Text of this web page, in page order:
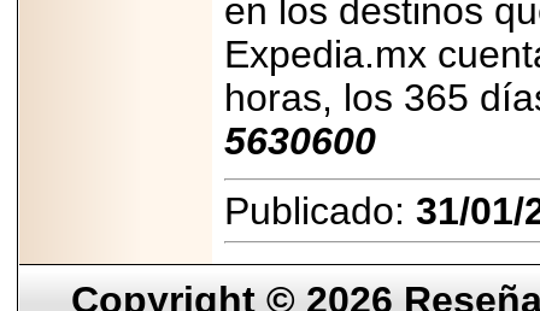
en los destinos
Expedia.mx
horas, los 365
5630600
Publicado: 31/01/
Copyright © 2026